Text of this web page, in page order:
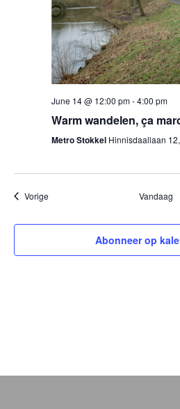
June 14 @ 12:00 pm-4:00 pm
Warm wandelen, ça
Metro Stokkel Hinnisdaallaan
VorigeEvenementen Vandaag
Abonneer op